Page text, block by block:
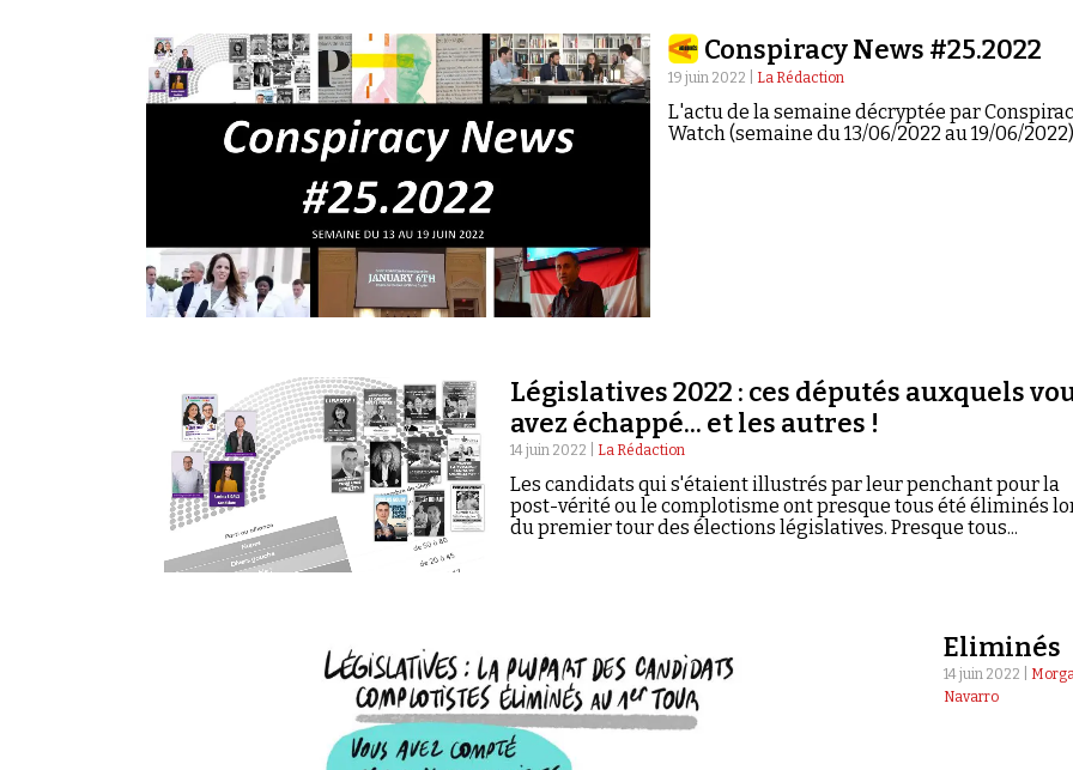
Conspiracy News #25.2022
19 juin 2022 | La Rédaction
L'actu de la semaine décryptée par
Watch (semaine du 13/06/2022 au 19/06/
Législatives 2022 : ces députés auxquels
avez échappé... et les autres !
14 juin 2022 | La Rédaction
Les candidats qui s'étaient illustrés par leur penchant pour la
post-vérité ou le complotisme ont presque tous été éliminés
du premier tour des élections législatives. Presque tous...
Eliminés
14 juin 2022 |
Navarro